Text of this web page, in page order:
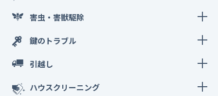
害虫・害獣駆除
鍵のトラブル
引越し
ハウスクリーニング